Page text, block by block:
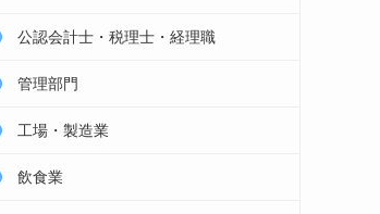
公認会計士・税理士・経理職
管理部門
工場・製造業
飲食業